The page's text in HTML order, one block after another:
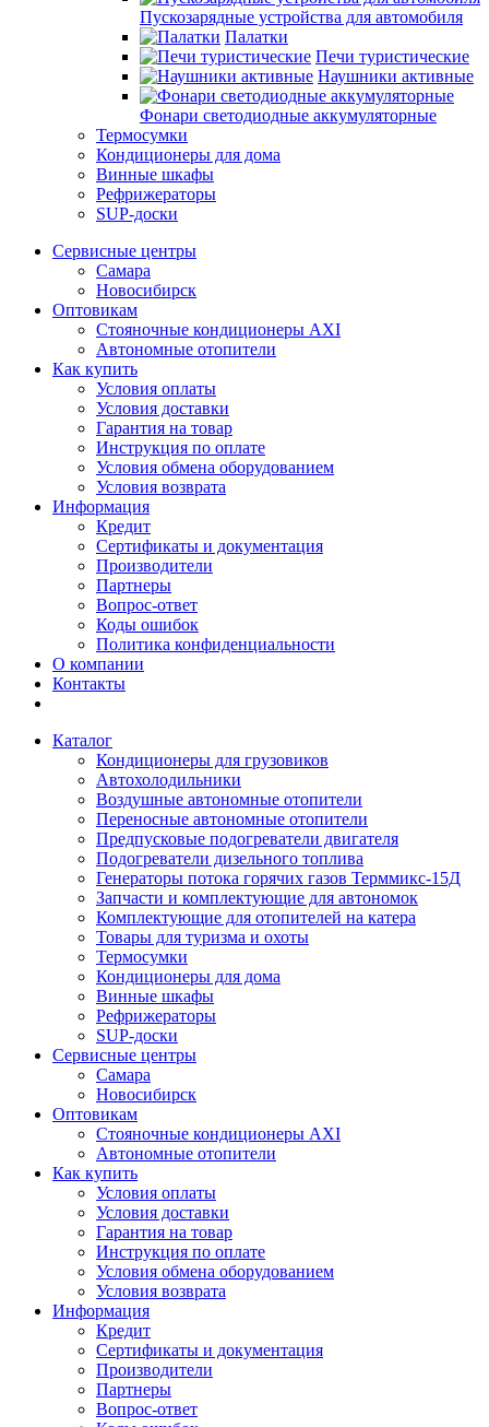
Пускозарядные устройства для автомобиля
Палатки
Печи туристические
Наушники активные
Фонари светодиодные аккумуляторные
Термосумки
Кондиционеры для дома
Винные шкафы
Рефрижераторы
SUP-доски
Сервисные центры
Самара
Новосибирск
Оптовикам
Стояночные кондиционеры AXI
Автономные отопители
Как купить
Условия оплаты
Условия доставки
Гарантия на товар
Инструкция по оплате
Условия обмена оборудованием
Условия возврата
Информация
Кредит
Сертификаты и документация
Производители
Партнеры
Вопрос-ответ
Коды ошибок
Политика конфиденциальности
О компании
Контакты
Каталог
Кондиционеры для грузовиков
Автохолодильники
Воздушные автономные отопители
Переносные автономные отопители
Предпусковые подогреватели двигателя
Подогреватели дизельного топлива
Генераторы потока горячих газов Терммикс-15Д
Запчасти и комплектующие для автономок
Комплектующие для отопителей на катера
Товары для туризма и охоты
Термосумки
Кондиционеры для дома
Винные шкафы
Рефрижераторы
SUP-доски
Сервисные центры
Самара
Новосибирск
Оптовикам
Стояночные кондиционеры AXI
Автономные отопители
Как купить
Условия оплаты
Условия доставки
Гарантия на товар
Инструкция по оплате
Условия обмена оборудованием
Условия возврата
Информация
Кредит
Сертификаты и документация
Производители
Партнеры
Вопрос-ответ